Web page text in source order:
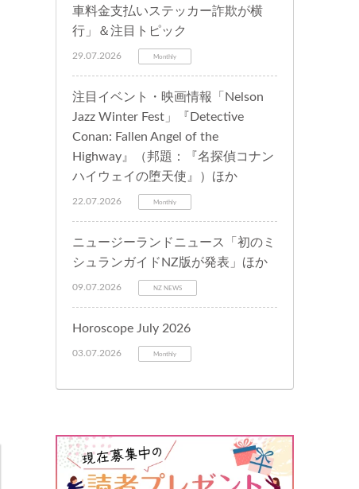
車料金支払いステッカー詐欺が横
行」＆注目トピック
29.07.2026 Monthly
注目イベント・映画情報「Nelson
Jazz Winter Fest」『Detective
Conan: Fallen Angel of the
Highway』（邦題：『名探偵コナン
ハイウェイの堕天使』）ほか
22.07.2026 Monthly
ニュージーランドニュース「初のミ
シュランガイドNZ版が発表」ほか
09.07.2026 NZ NEWS
Horoscope July 2026
03.07.2026 Monthly